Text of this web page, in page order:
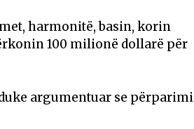
harmonitë, basin, korin
100 milionë dollarë për
argumentuar se përparimi